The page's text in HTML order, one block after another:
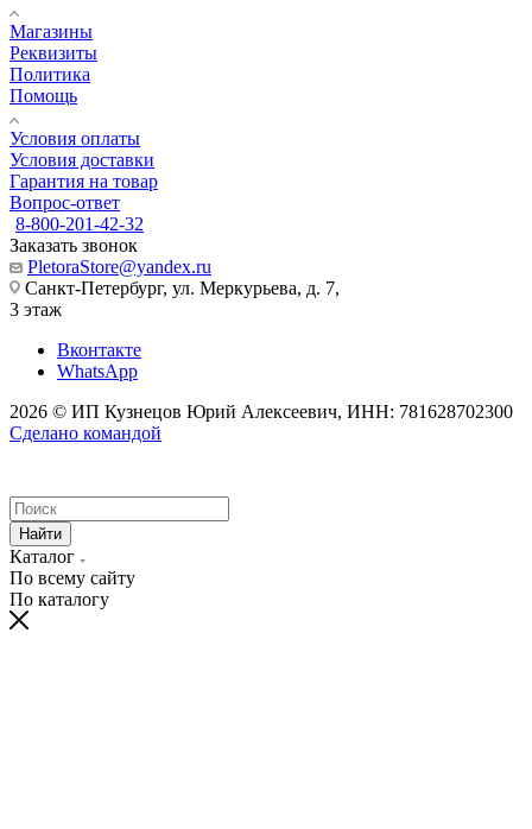
Магазины
Реквизиты
Политика
Помощь
Условия оплаты
Условия доставки
Гарантия на товар
Вопрос-ответ
8-800-201-42-32
Заказать звонок
PletoraStore@yandex.ru
Санкт-Петербург, ул. Меркурьева, д. 7,
3 этаж
Вконтакте
WhatsApp
2026 © ИП Кузнецов Юрий Алексеевич, ИНН: 781628702300
Сделано командой
Найти
Каталог
По всему сайту
По каталогу